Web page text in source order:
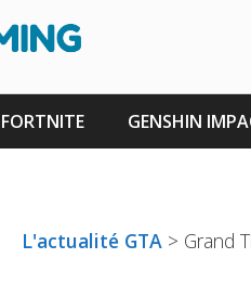
FORTNITE GENSHIN
L'actualité GTA > Grand